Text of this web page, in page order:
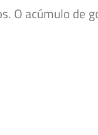
O acúmulo de